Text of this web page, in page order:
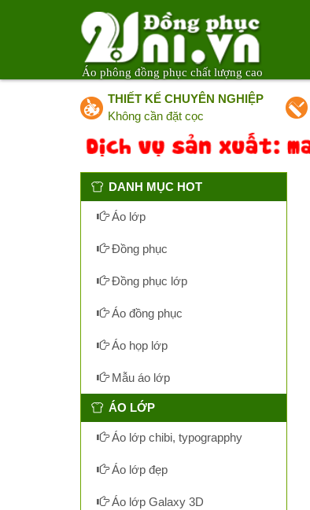
Áo phông đồng phục chất lượng cao
THIẾT KẾ CHUYÊN NGHIỆP
Không cần đặt cọc
DANH MỤC HOT
Áo lớp
Đồng phục
Đồng phục lớp
Áo đồng phục
Áo họp lớp
Mẫu áo lớp
ÁO LỚP
Áo lớp chibi, typograpphy
Áo lớp đẹp
Áo lớp Galaxy 3D